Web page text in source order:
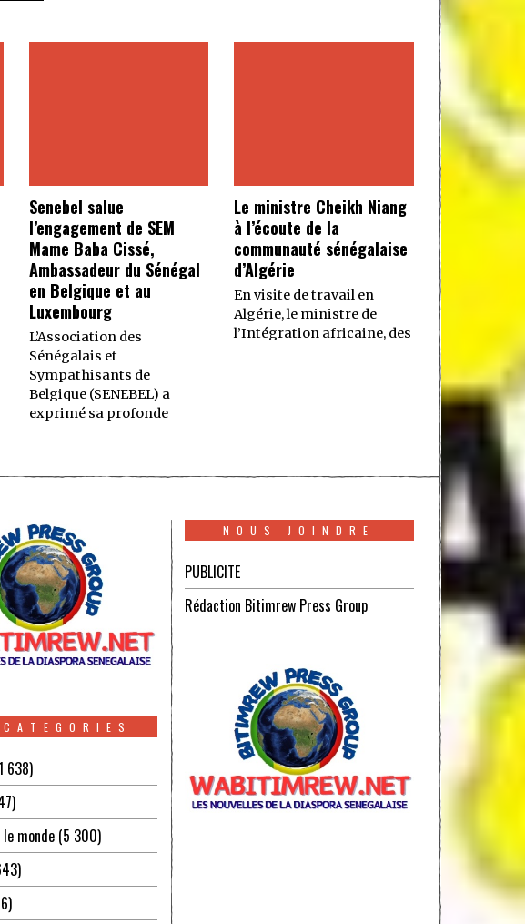
Senebel salue
l’engagement de SEM
Mame Baba Cissé,
Ambassadeur du Sénégal
en Belgique et au
Luxembourg
L’Association des
Sénégalais et
Sympathisants de
Belgique (SENEBEL) a
exprimé sa profonde
Le ministre Cheikh Niang
à l’écoute de la
communauté sénégalaise
d’Algérie
En visite de travail en
Algérie, le ministre de
l’Intégration africaine, des
638)
monde (5 300)
NOUS JOINDRE
PUBLICITE
Rédaction Bitimrew Press Group